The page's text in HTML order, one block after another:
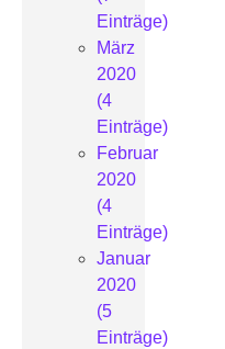
Einträge)
März
2020
(4
Einträge)
Februar
2020
(4
Einträge)
Januar
2020
(5
Einträge)